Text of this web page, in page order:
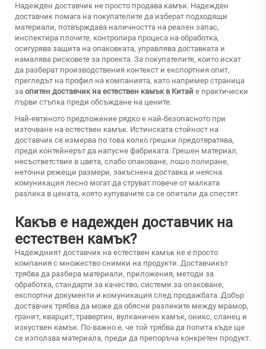
Надежден доставчик не просто продава камък. Надежден
доставчик помага на покупателите да изберат подходящи
материали, потвърждава наличността на реален запас,
инспектира плочите, контролира процеса на обработка,
осигурява защита на опаковката, управлява доставката и
намалява рисковете за проекта. За покупателите, които искат
да разберат производствения контекст и експортния опит,
прегледът на профил на компанията, като например страница
за опитен доставчик на естествен камък в Китай е практически
първи стъпка преди обсъждане на цените.
Най-евтиното предложение рядко е най-безопасното при
източване на естествен камък. Истинската стойност на
доставчик се измерва по това колко грешки предотвратява,
преди контейнерът да напусне фабриката. Грешен материал,
несъответствие в цвета, слабо опаковане, лошо полиране,
неточни режещи размери, закъснена доставка и неясна
комуникация лесно могат да струват повече от малката
разлика в цената, която купувачите са се опитали да спестят.
Какъв е надежден доставчик на
естествен камък?
Надеждният доставчик на естествен камък не е просто
компания с множество снимки на продукти. Доставчикът
трябва да разбира материали, приложения, методи за
обработка, стандарти за качество, системи за опаковане,
експортни документи и комуникация след продажбата. Добър
доставчик трябва да може да обясни разликите между мрамор,
гранит, кварцит, травертин, вулканичен камък, оникс, сланец и
изкуствен камък. По-важно е, че той трябва да попита къде ще
се използва материала, преди да препоръча конкретен продукт.